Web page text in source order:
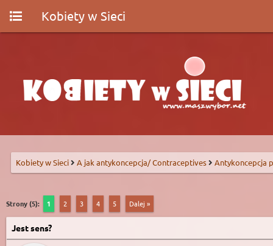
Kobiety w Sieci
Kobiety w Sieci A jak antykoncepcja/ Contraceptives Antykoncepcja
Strony (5): 1 2 3 4 5 Dalej »
Jest sens?